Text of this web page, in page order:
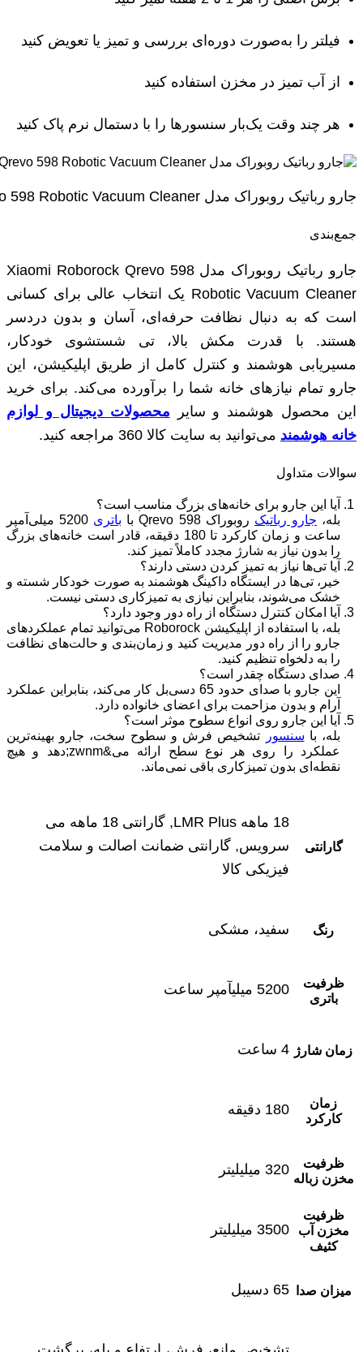
فیلتر را به‌صورت دوره‌ای بررسی و تمیز یا تعویض کنید
از آب تمیز در مخزن استفاده کنید
هر چند وقت یک‌بار سنسورها را با دستمال نرم پاک کنید
جارو رباتیک روبوراک مدل Xiaomi Roborock Qrevo 598 Robotic Vacuum Cleaner
جمع‌بندی
جارو رباتیک روبوراک مدل Xiaomi Roborock Qrevo 598
Robotic Vacuum Cleaner یک انتخاب عالی برای کسانی
است که به دنبال نظافت حرفه‌ای، آسان و بدون دردسر
هستند. با قدرت مکش بالا، تی شستشوی خودکار،
مسیریابی هوشمند و کنترل کامل از طریق اپلیکیشن، این
جارو تمام نیازهای خانه شما را برآورده می‌کند. برای خرید
این محصول هوشمند و سایر محصولات دیجیتال و لوازم
خانه هوشمند می‌توانید به سایت کالا 360 مراجعه کنید.
سوالات متداول
آیا این جارو برای خانه‌های بزرگ مناسب است؟
بله، جارو رباتیک روبوراک Qrevo 598 با باتری
5200 میلی‌آمپر
ساعت و زمان کارکرد تا 180 دقیقه، قادر است خانه‌های بزرگ
را بدون نیاز به شارژ مجدد کاملاً تمیز کند.
آیا تی‌ها نیاز به تمیز کردن دستی دارند؟
خیر، تی‌ها در ایستگاه داکینگ هوشمند به صورت خودکار شسته و
خشک می‌شوند، بنابراین نیازی به تمیزکاری دستی نیست.
آیا امکان کنترل دستگاه از راه دور وجود دارد؟
بله، با استفاده از اپلیکیشن Roborock می‌توانید تمام عملکردهای
جارو را از راه دور مدیریت کنید و زمان‌بندی و حالت‌های نظافت
را به دلخواه تنظیم کنید.
صدای دستگاه چقدر است؟
این جارو با صدای حدود 65 دسی‌بل کار می‌کند، بنابراین عملکرد
آرام و بدون مزاحمت برای اعضای خانواده دارد.
آیا این جارو روی انواع سطوح موثر است؟
بله، با سنسور
تشخیص فرش و سطوح سخت، جارو بهینه‌ترین
عملکرد را روی هر نوع سطح ارائه می&zwnm;دهد و هیچ
نقطه‌ای بدون تمیزکاری باقی نمی‌ماند.
گارانتی
18 ماهه LMR Plus, گارانتی 18 ماهه می
سرویس, گارانتی ضمانت اصالت و سلامت
فیزیکی کالا
رنگ سفید، مشکی
ظرفیت
باتری
5200 میلیآمپر ساعت
زمان شارژ 4 ساعت
زمان
کارکرد
180 دقیقه
ظرفیت
مخزن زباله
320 میلیلیتر
ظرفیت
مخزن آب
کثیف
3500 میلیلیتر
میزان صدا 65 دسیبل